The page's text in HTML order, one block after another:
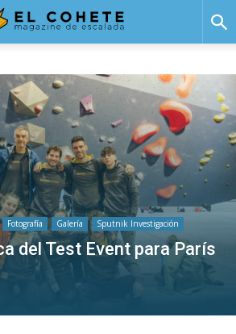
Fotografía Galería Sputnik Investigación
del Test Event para París